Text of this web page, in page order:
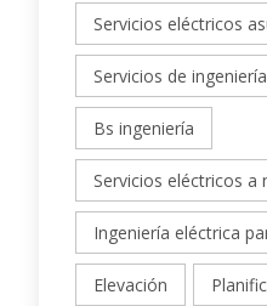
Servicios eléctricos
Servicios de
Bs ingeniería
Servicios eléctricos a
Ingeniería eléctrica
Elevación